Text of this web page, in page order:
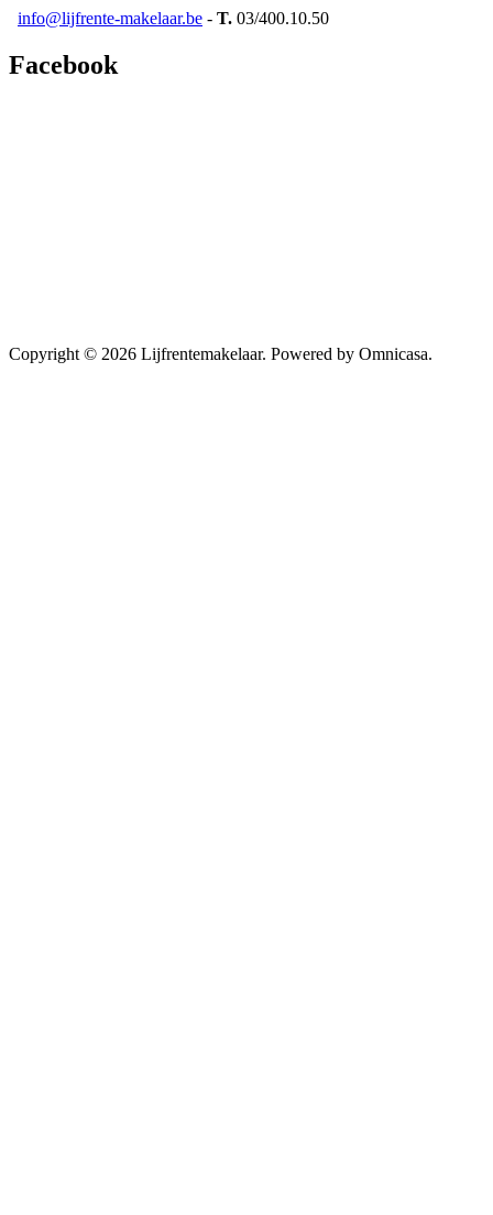
info@lijfrente-makelaar.be - T. 03/400.10.50
Facebook
Copyright © 2026 Lijfrentemakelaar. Powered by Omnicasa.